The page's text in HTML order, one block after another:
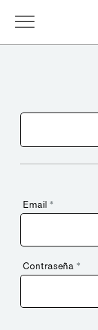
Email *
Contraseña *